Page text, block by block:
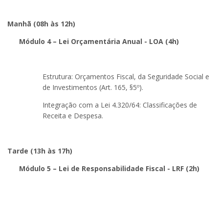
Manhã (08h às 12h)
Módulo 4 – Lei Orçamentária Anual - LOA (4h)
Estrutura: Orçamentos Fiscal, da Seguridade Social e
de Investimentos (Art. 165, §5º).
Integração com a Lei 4.320/64: Classificações de
Receita e Despesa.
Tarde (13h às 17h)
Módulo 5 – Lei de Responsabilidade Fiscal - LRF (2h)